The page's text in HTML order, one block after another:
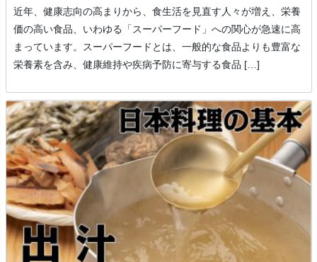
近年、健康志向の高まりから、食生活を見直す人々が増え、栄養
価の高い食品、いわゆる「スーパーフード」への関心が急速に高
まっています。スーパーフードとは、一般的な食品よりも豊富な
栄養素を含み、健康維持や疾病予防に寄与する食品 […]